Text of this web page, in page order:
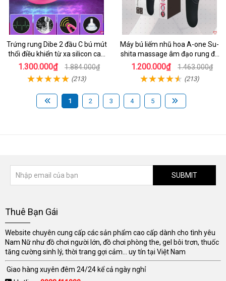
Trứng rung Dibe 2 đầu C bú mút
thổi điều khiển từ xa silicon cao
cấp kích thích điểm G
1.300.000₫ 1.884.000₫
(213)
Máy bú liếm nhũ hoa A-one Su-
shita massage âm đạo rung đa
chế độ
1.200.000₫ 1.463.000₫
(213)
1 2 3 4 5
SUBMIT
Thuê Bạn Gái
Website chuyên cung cấp các sản phẩm cao cấp dành cho tình yêu
Nam Nữ như đồ chơi người lớn, đồ chơi phòng the, gel bôi trơn, thuốc
tăng cường sinh lý, thời trang gợi cảm... uy tín tại Việt Nam
Giao hàng xuyên đêm 24/24 kể cả ngày nghỉ